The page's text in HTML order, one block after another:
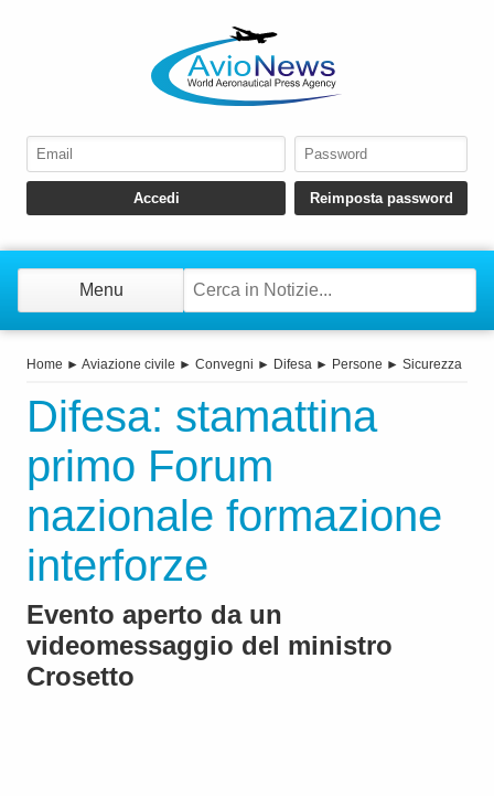
Menu
Home ► Aviazione civile ► Convegni ► Difesa ► Persone ► Sicurezza
Difesa: stamattina
primo Forum
nazionale formazione
interforze
Evento aperto da un
videomessaggio del ministro
Crosetto